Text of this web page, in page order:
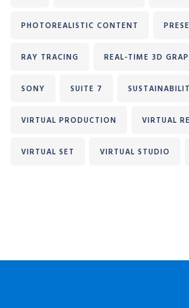
PHOTOREALISTIC CONTENT
RAY TRACING REAL-TIME 3D
SONY SUITE 7
VIRTUAL PRODUCTION VIRTUAL
VIRTUAL SET VIRTUAL STUDIO